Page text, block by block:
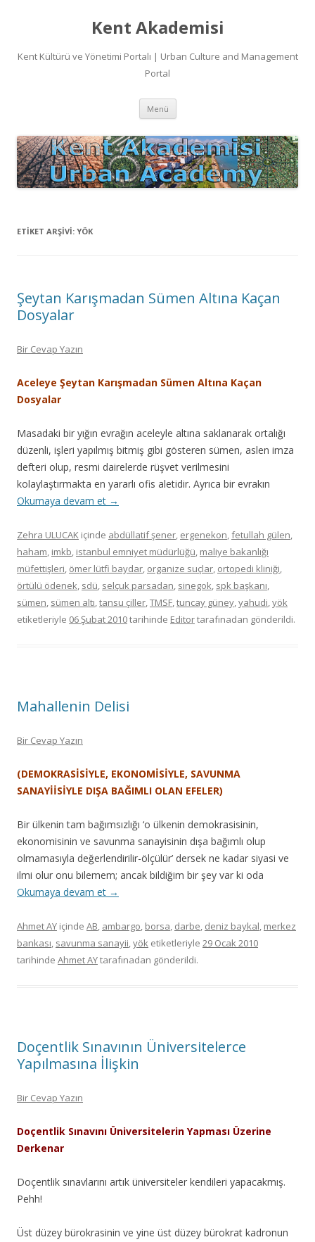
Kent Akademisi
Kent Kültürü ve Yönetimi Portalı | Urban Culture and Management
Portal
Menü İçeriğe
ETIKET ARŞIVI: YÖK
Şeytan Karışmadan Sümen Altına Kaçan
Dosyalar
Bir Cevap Yazın
Aceleye Şeytan Karışmadan Sümen Altına Kaçan
Dosyalar
Masadaki bir yığın evrağın aceleyle altına saklanarak ortalığı
düzenli, işleri yapılmış bitmiş gibi gösteren sümen, aslen imza
defteri olup, resmi dairelerde rüşvet verilmesini
kolaylaştırmakta en yararlı ofis aletidir. Ayrıca bir evrakın
Okumaya devam et →
Zehra ULUCAK içinde abdüllatif şener, ergenekon,fetullah gülen,
haham, imkb, istanbul emniyet müdürlüğü, maliye bakanlığı
müfettişleri, ömer lütfi baydar, organize suçlar, ortopedi kliniği,
örtülü ödenek, sdü, selçuk parsadan, sinegok, spk başkanı,
sümen, sümen altı,tansu çiller,TMSF,tuncay güney,yahudi,yök
etiketleriyle 06 Şubat 2010tarihinde Editortarafınadan gönderildi.
Mahallenin Delisi
Bir Cevap Yazın
(DEMOKRASİSİYLE, EKONOMİSİYLE, SAVUNMA
SANAYİİSİYLE DIŞA BAĞIMLI OLAN EFELER)
Bir ülkenin tam bağımsızlığı ‘o ülkenin demokrasisinin,
ekonomisinin ve savunma sanayisinin dışa bağımlı olup
olmamasıyla değerlendirilir-ölçülür’ dersek ne kadar siyasi ve
ilmi olur onu bilemem; ancak bildiğim bir şey var ki oda
Okumaya devam et →
Ahmet AY içinde AB, ambargo, borsa, darbe, deniz baykal, merkez
bankası, savunma sanayii,yök etiketleriyle 29 Ocak 2010
tarihinde Ahmet AYtarafınadan gönderildi.
Doçentlik Sınavının Üniversitelerce
Yapılmasına İlişkin
Bir Cevap Yazın
Doçentlik Sınavını Üniversitelerin Yapması Üzerine
Derkenar
Doçentlik sınavlarını artık üniversiteler kendileri yapacakmış.
Pehh!
Üst düzey bürokrasinin ve yine üst düzey bürokrat kadronun